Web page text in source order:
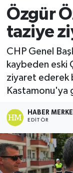
Özgür
taziye
CHP Genel
kaybeden eski
ziyaret ederek
Kastamonu'ya
HABER
EDITÖR
Çevre
Dünya
Eğitim
Ekonomi
Genel
Gündem
Magazin
İzmir
İstanbul
Süper Lig
Tüm
Son
Haber